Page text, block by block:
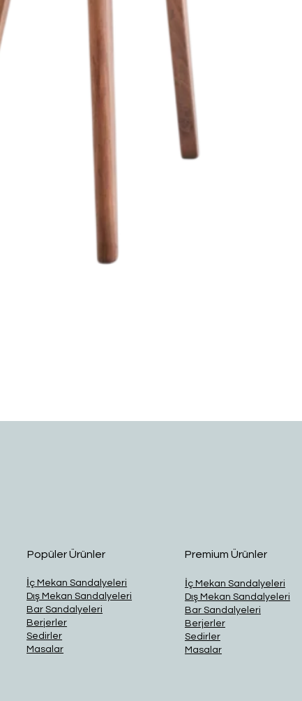
Popüler Ürünler
İç Mekan Sandalyeleri
Dış Mekan Sandalyeleri
Bar Sandalyeleri
Berjerler
Sedirler
Masalar
Premium Ürünler
İç Mekan Sandalyeleri
Dış Mekan Sandalyeleri
Bar Sandalyeleri
Berjerler
Sedirler
Masalar